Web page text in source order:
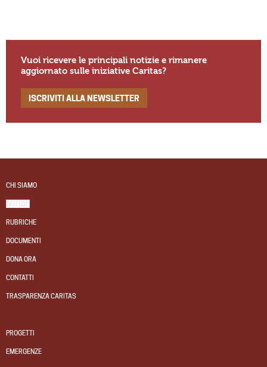
Vuoi ricevere le principali notizie e rimanere
aggiornato sulle iniziative Caritas?
ISCRIVITI ALLA NEWSLETTER
CHI SIAMO
NOTIZIE
RUBRICHE
DOCUMENTI
DONA ORA
CONTATTI
TRASPARENZA CARITAS
PROGETTI
EMERGENZE